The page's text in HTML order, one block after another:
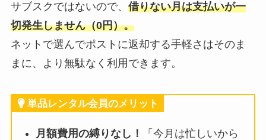
サブスクではないので、 借りない月は支払いが一
切発生しません（0円）。
ネットで選んでポストに返却する手軽さはそのま
まに、より無駄なく利用できます。
単品レンタル会員のメリット
月額費用の縛りなし！
「今月は忙しいから